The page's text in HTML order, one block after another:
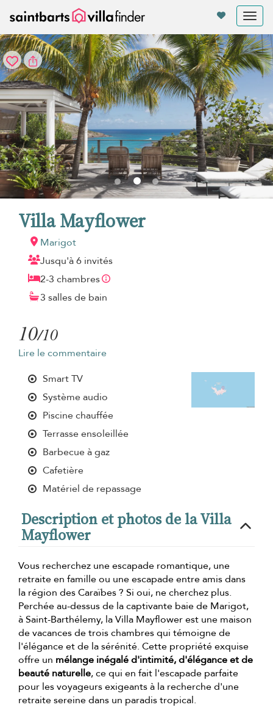
Villa Mayflower
Marigot
Jusqu'à 6 invités
2-3 chambres
3 salles de bain
10/10
Lire le commentaire
Smart TV
Système audio
Piscine chauffée
Terrasse ensoleillée
Barbecue à gaz
Cafetière
Matériel de repassage
Description et photos de la Villa
Mayflower
Vous recherchez une escapade romantique, une
retraite en famille ou une escapade entre amis dans
la région des Caraïbes ? Si oui, ne cherchez plus.
Perchée au-dessus de la captivante baie de Marigot,
à Saint-Barthélemy, la Villa Mayflower est une maison
de vacances de trois chambres qui témoigne de
l'élégance et de la sérénité. Cette propriété exquise
offre un mélange inégalé d'intimité, d'élégance et de
beauté naturelle, ce qui en fait l'escapade parfaite
pour les voyageurs exigeants à la recherche d'une
retraite sereine dans un paradis tropical.
Vos paramètres de cookies